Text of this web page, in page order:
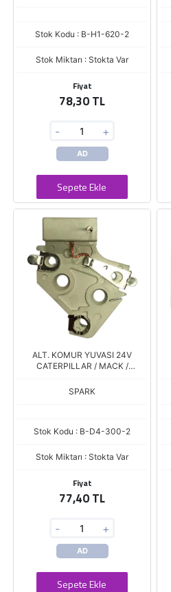
Stok Kodu : B-H1-620-2
Stok Miktarı : Stokta Var
Fiyat
78,30 TL
- +
AD
Sepete Ekle
ALT. KOMUR YUVASI 24V
CATERPILLAR / MACK /
SPARK
Stok Kodu : B-D4-300-2
Stok Miktarı : Stokta Var
Fiyat
77,40 TL
- +
AD
Sepete Ekle